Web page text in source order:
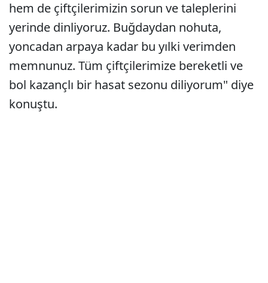
hem de çiftçilerimizin sorun ve taleplerini
yerinde dinliyoruz. Buğdaydan nohuta,
yoncadan arpaya kadar bu yılki verimden
memnunuz. Tüm çiftçilerimize bereketli ve
bol kazançlı bir hasat sezonu diliyorum" diye
konuştu.